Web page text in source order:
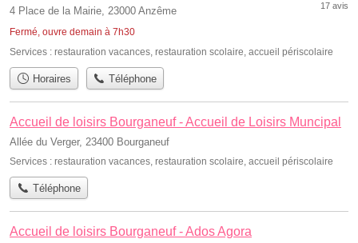
4 Place de la Mairie, 23000 Anzême
Fermé, ouvre demain à 7h30
17 avis
Services : restauration vacances restauration scolaire accueil périscolaire
Horaires Téléphone
Accueil de loisirs Bourganeuf - Accueil de Loisirs Muncipal
Allée du Verger, 23400 Bourganeuf
Services : restauration vacances, restauration scolaire, accueil périscolaire
Téléphone
Accueil de loisirs Bourganeuf - Ados Agora